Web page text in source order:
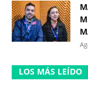
LOS MÁS LEÍDO